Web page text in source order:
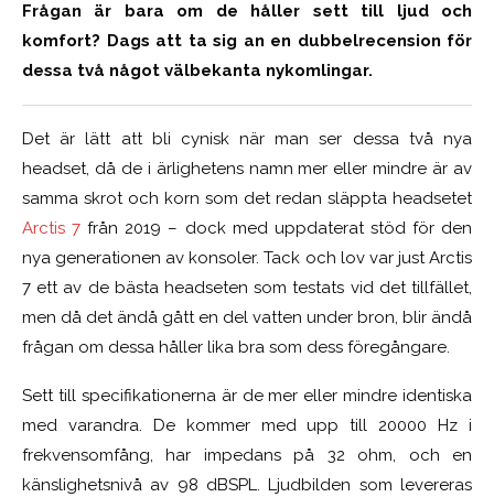
Frågan är bara om de håller sett till ljud och
komfort? Dags att ta sig an en dubbelrecension för
dessa två något välbekanta nykomlingar.
Det är lätt att bli cynisk när man ser dessa två nya
headset, då de i ärlighetens namn mer eller mindre är av
samma skrot och korn som det redan släppta headsetet
Arctis 7 från 2019 – dockmed uppdaterat stöd för den
nya generationen av konsoler. Tack och lov var just Arctis
7 ett av de bästa headseten som testats vid det tillfället,
men då det ändå gått en del vatten under bron, blir ändå
frågan om dessa håller lika bra som dess föregångare.
Sett till specifikationerna är de mer eller mindre identiska
med varandra. De kommer med upp till 20000 Hz i
frekvensomfång, har impedans på 32 ohm, och en
känslighetsnivå av 98 dBSPL. Ljudbilden som levereras